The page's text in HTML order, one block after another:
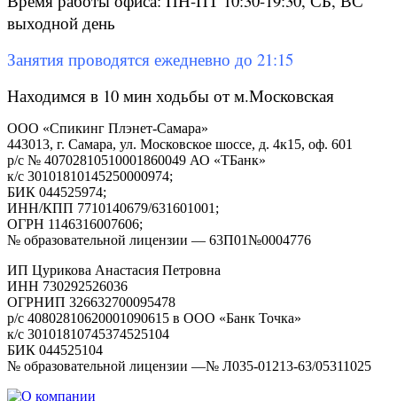
выходной день
Занятия проводятся ежедневно до 21:15
Находимся в 10 мин ходьбы от м.Московская
ООО «Спикинг Плэнет-Самара»
443013, г. Самара, ул. Московское шоссе, д. 4к15, оф. 601
р/с № 40702810510001860049 АО «ТБанк»
к/с 30101810145250000974;
БИК 044525974;
ИНН/КПП 7710140679/631601001;
ОГРН 1146316007606;
№ образовательной лицензии — 63П01№0004776
ИП Цурикова Анастасия Петровна
ИНН 730292526036
ОГРНИП 326632700095478
р/с 40802810620001090615 в ООО «Банк Точка»
к/с 30101810745374525104
БИК 044525104
№ образовательной лицензии —№ Л035-01213-63/05311025